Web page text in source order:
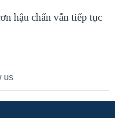
TRỘM HẢI SÂM
TỪ NÔNG THÔN MỸ
hậu chấn vẫn tiếp tục
us